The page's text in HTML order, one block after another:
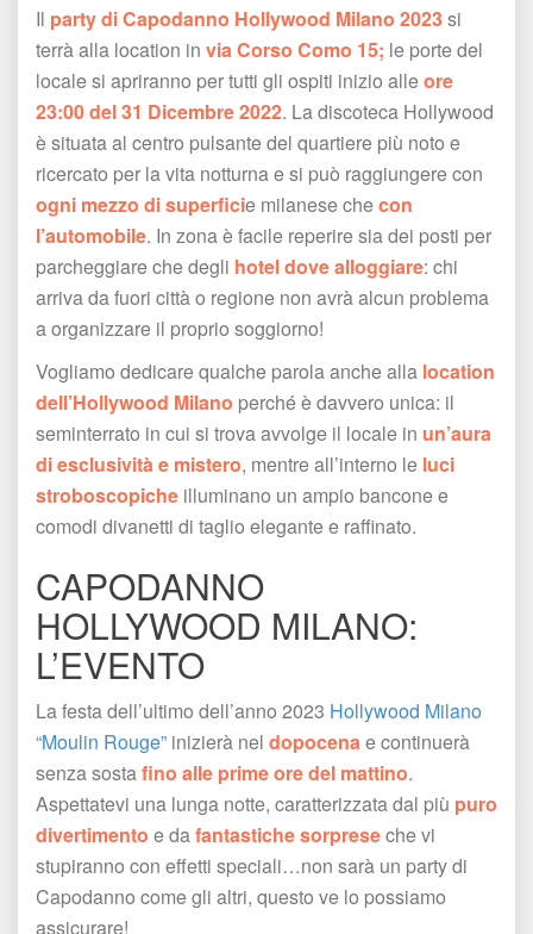
Il party di Capodanno Hollywood Milano 2023 si
terrà alla location in via Corso Como 15; le porte del
locale si apriranno per tutti gli ospiti inizio alle ore
23:00 del 31 Dicembre 2022. La discoteca Hollywood
è situata al centro pulsante del quartiere più noto e
ricercato per la vita notturna e si può raggiungere con
ogni mezzo di superficie milanese che con
l’automobile. In zona è facile reperire sia dei posti per
parcheggiare che degli hotel dove alloggiare: chi
arriva da fuori città o regione non avrà alcun problema
a organizzare il proprio soggiorno!
Vogliamo dedicare qualche parola anche alla location
dell’Hollywood Milano perché è davvero unica: il
eminterrato in cui si trova avvolge il locale in un’aura
di esclusività e mistero, mentre all’interno le luci
troboscopiche illuminano un ampio bancone e
comodi divanetti di taglio elegante e raffinato.
CAPODANNO
HOLLYWOOD MILANO:
L’EVENTO
La festa dell’ultimo dell’anno 2023 Hollywood Milano
“Moulin Rouge” inizierà nel dopocena e continuerà
enza sosta fino alle prime ore del mattino.
Aspettatevi una lunga notte, caratterizzata dal più puro
divertimento e da fantastiche sorprese che vi
tupiranno con effetti speciali…non sarà un party di
Capodanno come gli altri, questo ve lo possiamo
assicurare!